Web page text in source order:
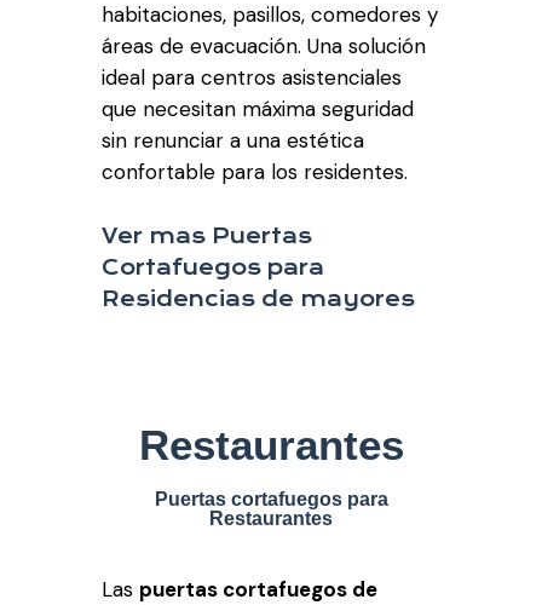
habitaciones, pasillos, comedores y
áreas de evacuación. Una solución
ideal para centros asistenciales
que necesitan máxima seguridad
sin renunciar a una estética
confortable para los residentes.
Ver mas Puertas
Cortafuegos para
Residencias de mayores
Restaurantes
Puertas cortafuegos para
Restaurantes
Las puertas cortafuegos de